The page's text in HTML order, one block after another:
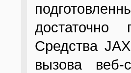
Средства
вызова веб-